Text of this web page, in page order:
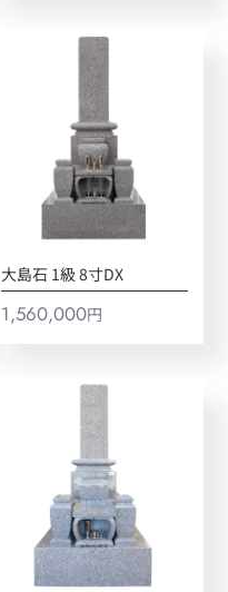
大島石 1級 8寸DX
1,560,000円